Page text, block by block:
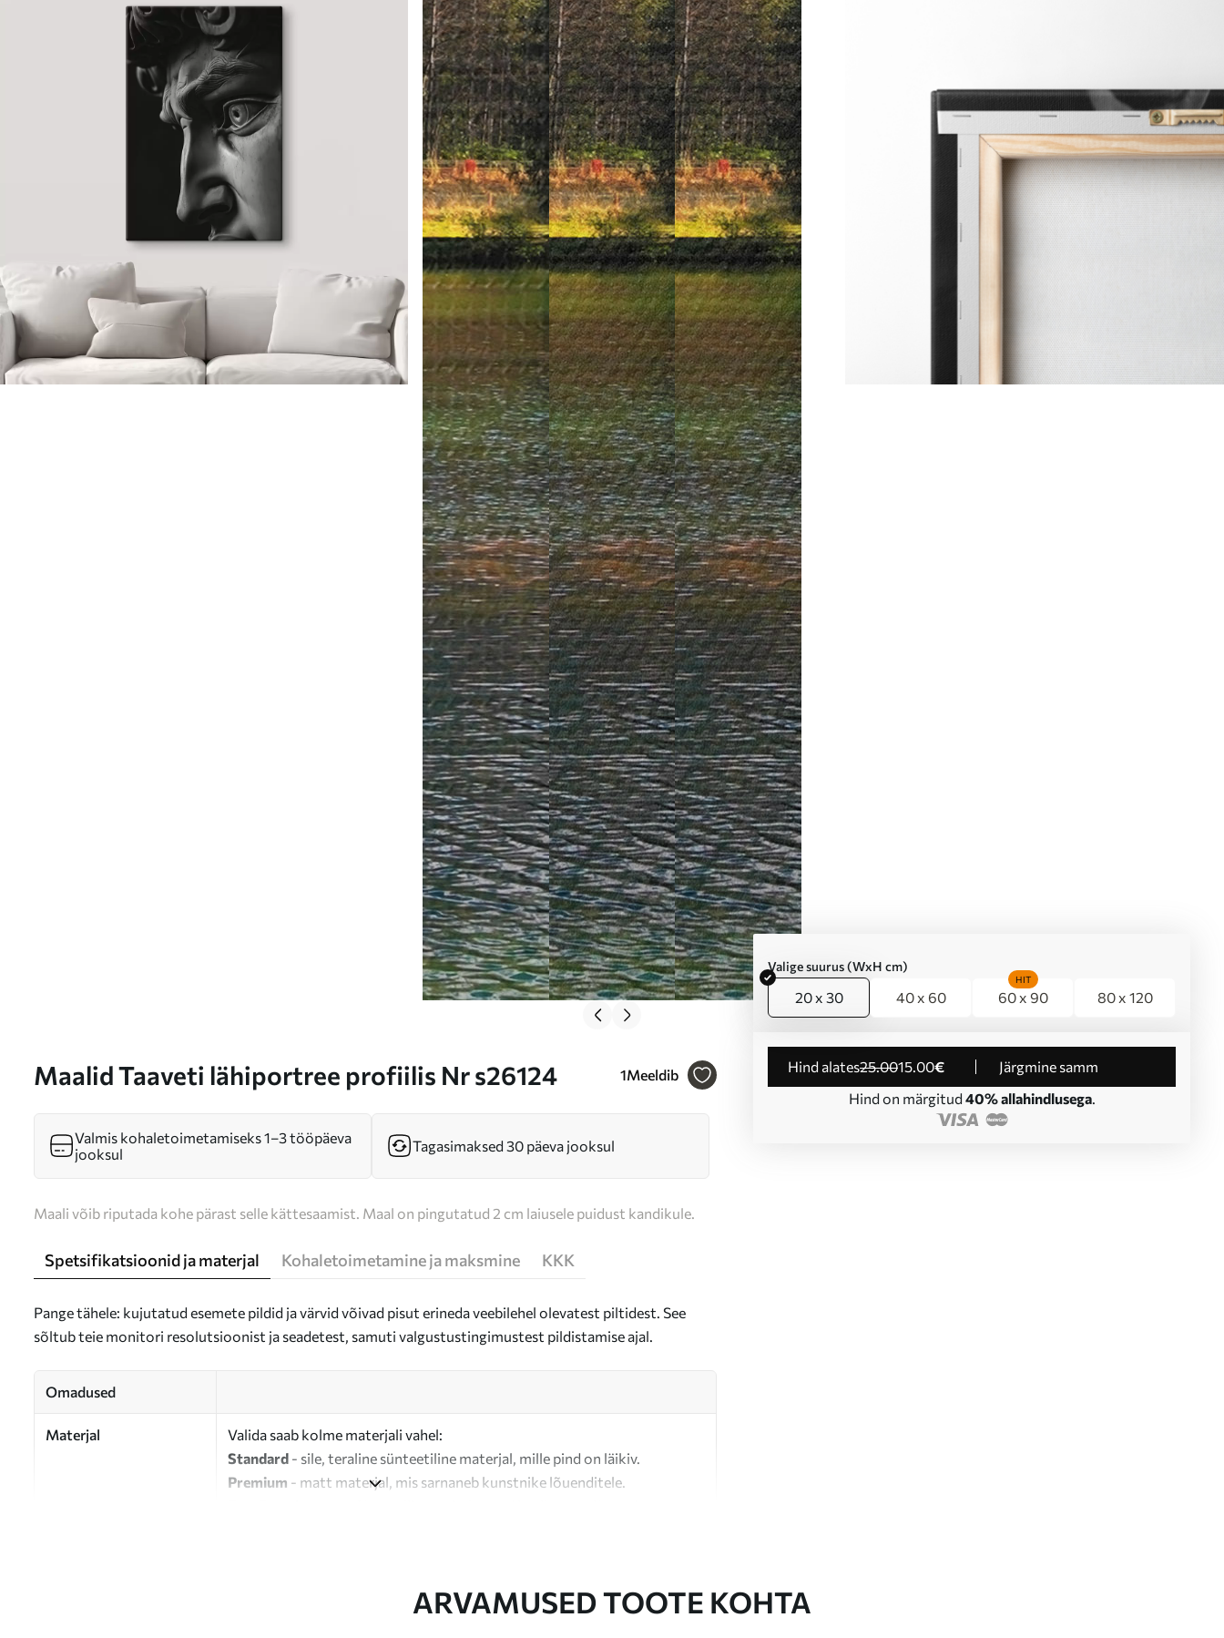
Maalid Taaveti lähiportree profiilis Nr s26124 1Meeldib
Valige suurus (WxH cm)
20 x 30 40 x 60 60 x 90
HIT
80 x 120
Hind alates25.0015.00€
Järgmine samm
Hind on märgitud 40% allahindlusega.
Valmis kohaletoimetamiseks 1–3 tööpäeva
jooksul
Tagasimaksed 30 päeva jooksul
Maali võib riputada kohe pärast selle kättesaamist. Maal on pingutatud 2 cm laiusele puidust kandikule.
Spetsifikatsioonid ja materjal Kohaletoimetamine ja maksmine KKK
Pange tähele: kujutatud esemete pildid ja värvid võivad pisut erineda veebilehel olevatest piltidest. See
sõltub teie monitori resolutsioonist ja seadetest, samuti valgustustingimustest pildistamise ajal.
Omadused
Materjal
Valida saab kolme materjali vahel:
Standard - sile, teraline sünteetiline materjal, mille pind on läikiv.
Premium - matt materjal, mis sarnaneb kunstnike lõuenditele.
ARVAMUSED TOOTE KOHTA